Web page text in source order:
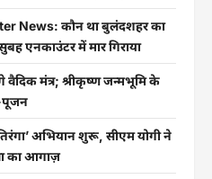
News: कौन था बुलंदशहर का
एनकाउंटर में मार गिराया
मंत्र; श्रीकृष्ण जन्मभूमि के
पूजन
अभियान शुरू, सीएम योगी ने
का आगाज़